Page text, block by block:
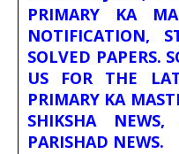
PRIMARY KA
NOTIFICATION,
SOLVED PAPERS.
US FOR THE
PRIMARY KA
SHIKSHA
PARISHAD NEWS.